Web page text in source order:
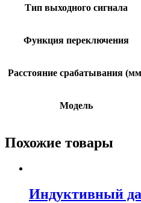
Тип выходного сигнала
Функция переключения
Расстояние срабатывания
Модель
Похожие товары
Индуктивный